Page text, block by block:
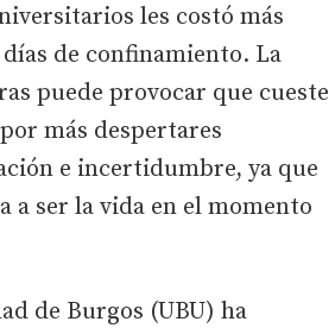
les costó más
de confinamiento. La
puede provocar que cueste
más despertares
e incertidumbre, ya que
a ser la vida en el momento
de Burgos (UBU) ha